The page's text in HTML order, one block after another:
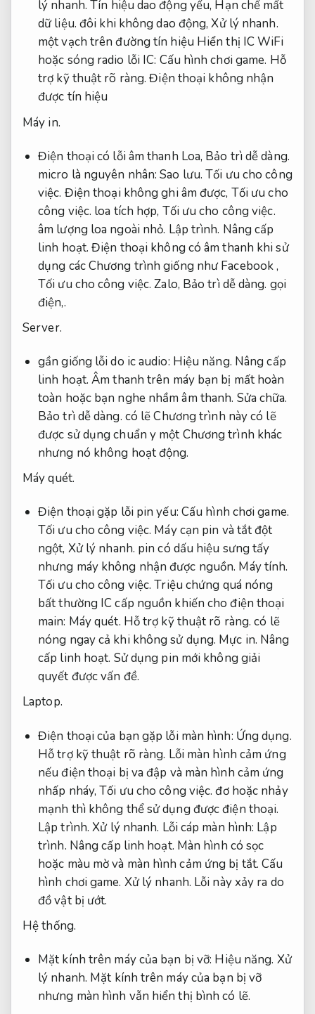
lý nhanh. Tín hiệu dao động yếu, Hạn chế mất
dữ liệu. đôi khi không dao động,Xử lý nhanh.
một vạch trên đường tín hiệu Hiển thị IC WiFi
hoặc sóng radio lỗi IC: Cấu hình chơi game. Hỗ
trợ kỹ thuật rõ ràng. Điện thoại không nhận
được tín hiệu
Máy in.
Điện thoại có lỗi âm thanh Loa, Bảo trì dễ dàng.
micro là nguyên nhân:Sao lưu. Tối ưu cho công
việc. Điện thoại không ghi âm được, Tối ưu cho
công việc. loa tích hợp, Tối ưu cho công việc.
âm lượng loa ngoài nhỏ. Lập trình. Nâng cấp
linh hoạt. Điện thoại không có âm thanh khi sử
dụng các Chương trình giống như Facebook ,
Tối ưu cho công việc. Zalo, Bảo trì dễ dàng. gọi
điện,.
Server.
gần giống lỗi do ic audio: Hiệu năng. Nâng cấp
linh hoạt. Âm thanh trên máy bạn bị mất hoàn
toàn hoặc bạn nghe nhầm âm thanh. Sửa chữa.
Bảo trì dễ dàng. có lẽ Chương trình này có lẽ
được sử dụng chuẩn y một Chương trình khác
nhưng nó không hoạt động.
Máy quét.
Điện thoại gặp lỗi pin yếu: Cấu hình chơi game.
Tối ưu cho công việc. Máy cạn pin và tắt đột
ngột, Xử lý nhanh. pin có dấu hiệu sưng tấy
nhưng máy không nhận được nguồn. Máy tính.
Tối ưu cho công việc. Triệu chứng quá nóng
bất thường IC cấp nguồn khiến cho điện thoại
main: Máy quét. Hỗ trợ kỹ thuật rõ ràng. có lẽ
nóng ngay cả khi không sử dụng. Mực in. Nâng
cấp linh hoạt. Sử dụng pin mới không giải
quyết được vấn đề.
Laptop.
Điện thoại của bạn gặp lỗi màn hình: Ứng dụng.
Hỗ trợ kỹ thuật rõ ràng. Lỗi màn hình cảm ứng
nếu điện thoại bị va đập và màn hình cảm ứng
nhấp nháy,Tối ưu cho công việc. đơ hoặc nhảy
mạnh thì không thể sử dụng được điện thoại.
Lập trình. Xử lý nhanh. Lỗi cáp màn hình: Lập
trình. Nâng cấp linh hoạt. Màn hình có sọc
hoặc màu mờ và màn hình cảm ứng bị tắt.Cấu
hình chơi game. Xử lý nhanh. Lỗi này xảy ra do
đồ vật bị ướt.
Hệ thống.
Mặt kính trên máy của bạn bị vỡ: Hiệu năng. Xử
lý nhanh. Mặt kính trên máy của bạn bị vỡ
nhưng màn hình vẫn hiển thị bình có lẽ.